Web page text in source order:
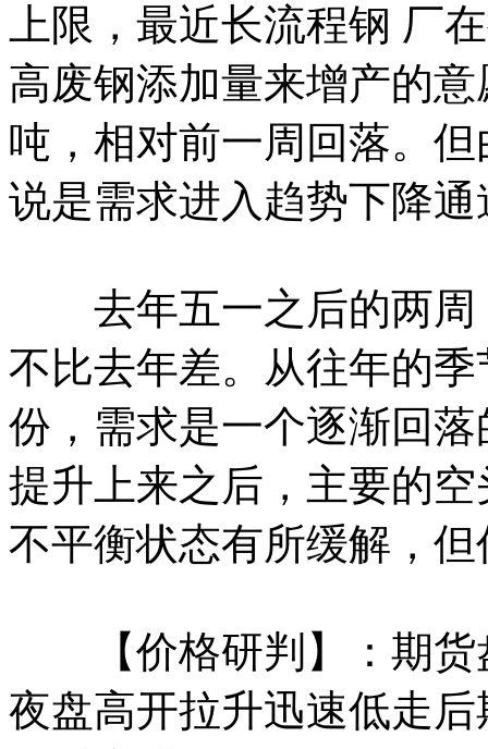
上限，最近长流程钢 厂
高废钢添加量来增产的
吨，相对前一周回落。
说是需求进入趋势下降通
去年五一之后的两周
不比去年差。从往年的
份，需求是一个逐渐回
提升上来之后，主要的
不平衡状态有所缓解，
【价格研判】：期货
夜盘高开拉升迅速低走